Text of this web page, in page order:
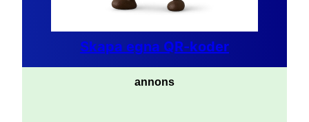
Skapa egna QR-koder
annons